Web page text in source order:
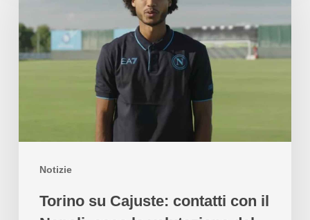
Notizie
Torino su Cajuste: contatti con il